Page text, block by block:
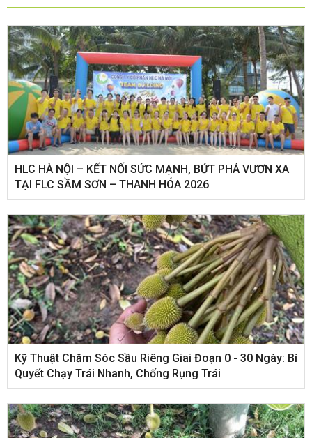
HLC HÀ NỘI – KẾT NỐI SỨC MẠNH, BỨT PHÁ VƯƠN XA
TẠI FLC SẦM SƠN – THANH HÓA 2026
Kỹ Thuật Chăm Sóc Sầu Riêng Giai Đoạn 0 - 30 Ngày: Bí
Quyết Chạy Trái Nhanh, Chống Rụng Trái